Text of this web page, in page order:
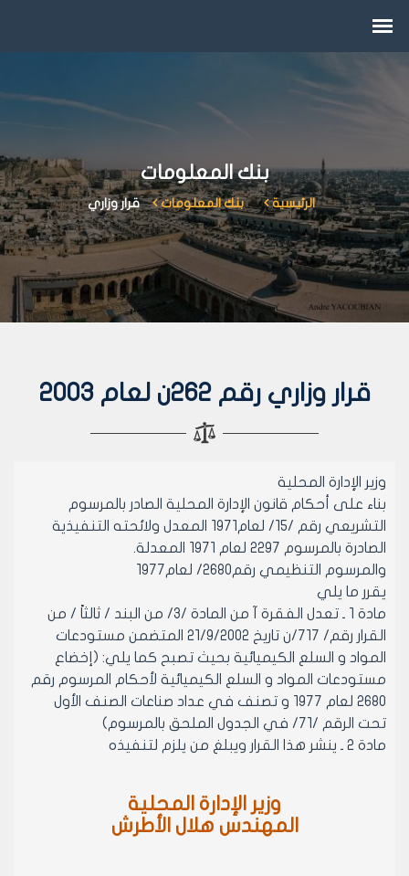
بنك المعلومات
الرئيسية بنك المعلومات قرار وزاري
قرار وزاري رقم 262ن لعام 2003
وزير الإدارة المحلية
بناء على أحكام قانون الإدارة المحلية الصادر بالمرسوم
التشريعي رقم /15/ لعام1971 المعدل ولائحته التنفيذية
الصادرة بالمرسوم 2297 لعام 1971 المعدلة.
والمرسوم التنظيمي رقم2680/ لعام1977
يقرر ما يلي
مادة 1 ـ تعدل الفقرة آ من المادة /3/ من البند / ثالثاً / من
القرار رقم/ 717/ن تاريخ 21/9/2002 المتضمن مستودعات
المواد و السلع الكيميائية بحيث تصبح كما يلي: (إخضاع
مستودعات المواد و السلع الكيميائية لأحكام المرسوم رقم
2680 لعام 1977 و تصنف في عداد صناعات الصنف الأول
تحت الرقم /71/ في الجدول الملحق بالمرسوم)
مادة 2 ـ ينشر هذا القرار ويبلغ من يلزم لتنفيذه
وزير الإدارة المحلية
المهندس هلال الأطرش